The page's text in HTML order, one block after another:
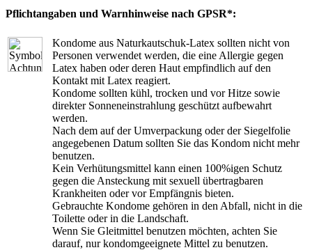
Pflichtangaben und Warnhinweise nach GPSR*:
Kondome aus Naturkautschuk-Latex sollten nicht von
Personen verwendet werden, die eine Allergie gegen
Latex haben oder deren Haut empfindlich auf den
Kontakt mit Latex reagiert.
Kondome sollten kühl, trocken und vor Hitze sowie
direkter Sonneneinstrahlung geschützt aufbewahrt
werden.
Nach dem auf der Umverpackung oder der Siegelfolie
angegebenen Datum sollten Sie das Kondom nicht mehr
benutzen.
Kein Verhütungsmittel kann einen 100%igen Schutz
gegen die Ansteckung mit sexuell übertragbaren
Krankheiten oder vor Empfängnis bieten.
Gebrauchte Kondome gehören in den Abfall, nicht in die
Toilette oder in die Landschaft.
Wenn Sie Gleitmittel benutzen möchten, achten Sie
darauf, nur kondomgeeignete Mittel zu benutzen.